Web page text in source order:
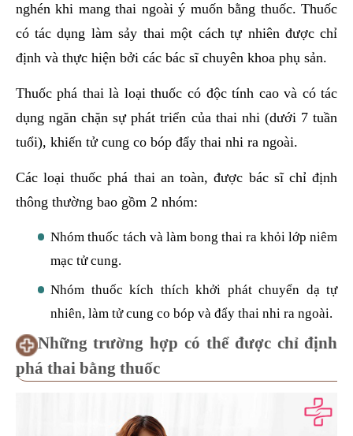
nghén khi mang thai ngoài ý muốn bằng thuốc. Thuốc
có tác dụng làm sảy thai một cách tự nhiên được chỉ
định và thực hiện bởi các bác sĩ chuyên khoa phụ sản.
Thuốc phá thai là loại thuốc có độc tính cao và có tác
dụng ngăn chặn sự phát triển của thai nhi (dưới 7 tuần
tuổi), khiến tử cung co bóp đẩy thai nhi ra ngoài.
Các loại thuốc phá thai an toàn, được bác sĩ chỉ định
thông thường bao gồm 2 nhóm:
Nhóm thuốc tách và làm bong thai ra khỏi lớp niêm
mạc tử cung.
Nhóm thuốc kích thích khởi phát chuyển dạ tự
nhiên, làm tử cung co bóp và đẩy thai nhi ra ngoài.
Những trường hợp có thể được chỉ định
phá thai bằng thuốc